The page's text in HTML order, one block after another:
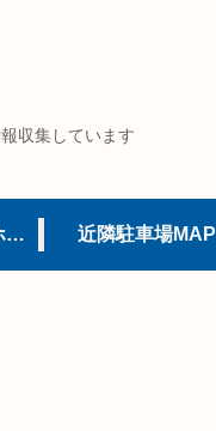
収集しています
USJオフィシャルホテル 近隣駐車場MAP